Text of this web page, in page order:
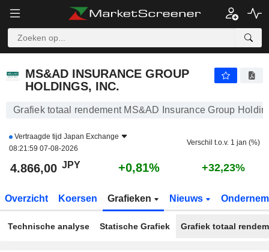
MS&AD INSURANCE GROUP
HOLDINGS, INC.
Grafiek totaal rendement MS&AD Insurance Group
Vertraagde tijd Japan Exchange
08:21:59 07-08-2026
Verschil t.o.v. 1 jan (%)
4.866,00 JPY +0,81% +32,23%
Overzicht Koersen Grafieken Nieuws
Technische analyse Statische Grafiek Grafiek totaal